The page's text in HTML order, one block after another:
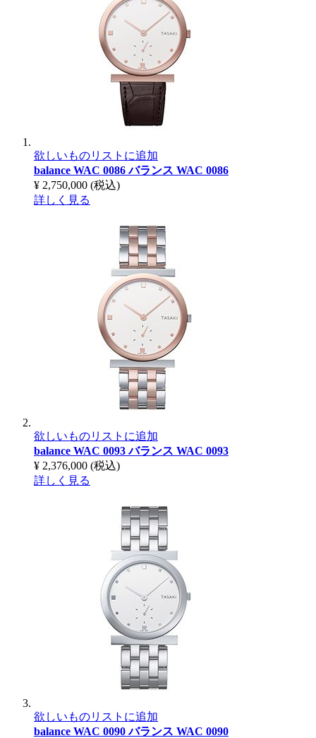
欲しいものリストに追加
balance WAC 0086バランス WAC 0086
¥ 2,750,000 (税込)
詳しく見る
欲しいものリストに追加
balance WAC 0093バランス WAC 0093
¥ 2,376,000 (税込)
詳しく見る
欲しいものリストに追加
balance WAC 0090バランス WAC 0090